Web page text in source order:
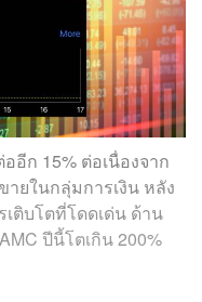
อีก 15% ต่อเนื่องจาก
ยในกลุ่มการเงิน หลัง
ติบโตที่โดดเด่น ด้าน
ปีนี้โตเกิน 200%